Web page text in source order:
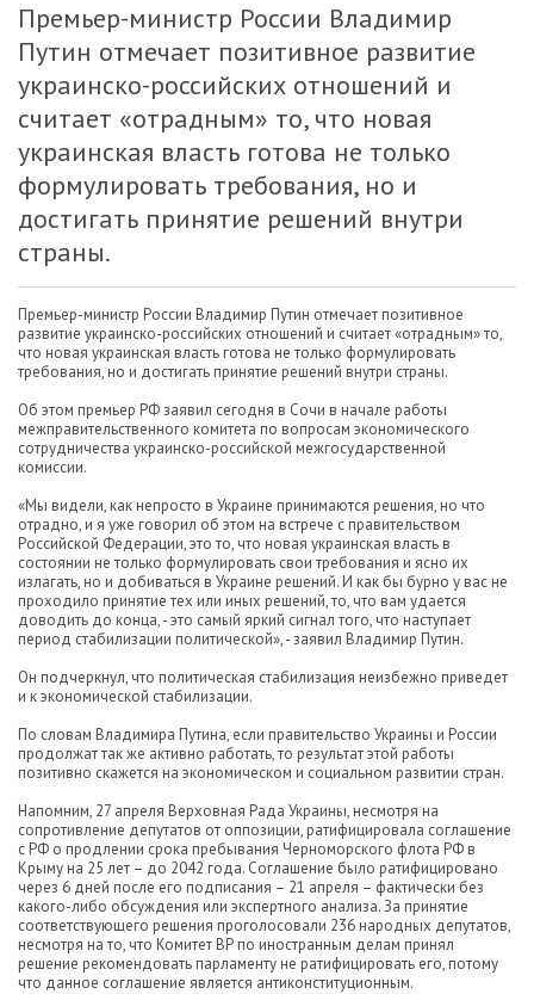
Премьер-министр России Владимир
Путин отмечает позитивное развитие
украинско-российских отношений и
считает «отрадным» то, что новая
украинская власть готова не только
формулировать требования, но и
достигать принятие решений внутри
страны.
Премьер-министр России Владимир Путин отмечает позитивное
развитие украинско-российских отношений и считает «отрадным» то,
что новая украинская власть готова не только формулировать
требования, но и достигать принятие решений внутри страны.
Об этом премьер РФ заявил сегодня в Сочи в начале работы
межправительственного комитета по вопросам экономического
сотрудничества украинско-российской межгосударственной
комиссии.
«Мы видели, как непросто в Украине принимаются решения, но что
отрадно, и я уже говорил об этом на встрече с правительством
Российской Федерации, это то, что новая украинская власть в
состоянии не только формулировать свои требования и ясно их
излагать, но и добиваться в Украине решений. И как бы бурно у вас не
проходило принятие тех или иных решений, то, что вам удается
доводить до конца, - это самый яркий сигнал того, что наступает
период стабилизации политической», - заявил Владимир Путин.
Он подчеркнул, что политическая стабилизация неизбежно приведет
и к экономической стабилизации.
По словам Владимира Путина, если правительство Украины и России
продолжат так же активно работать, то результат этой работы
позитивно скажется на экономическом и социальном развитии стран.
Напомним, 27 апреля Верховная Рада Украины, несмотря на
сопротивление депутатов от оппозиции, ратифицировала соглашение
с РФ о продлении срока пребывания Черноморского флота РФ в
Крыму на 25 лет – до 2042 года. Соглашение было ратифицировано
через 6 дней после его подписания – 21 апреля – фактически без
какого-либо обсуждения или экспертного анализа. За принятие
соответствующего решения проголосовали 236 народных депутатов,
несмотря на то, что Комитет ВР по иностранным делам принял
решение рекомендовать парламенту не ратифицировать его, потому
что данное соглашение является антиконституционным.